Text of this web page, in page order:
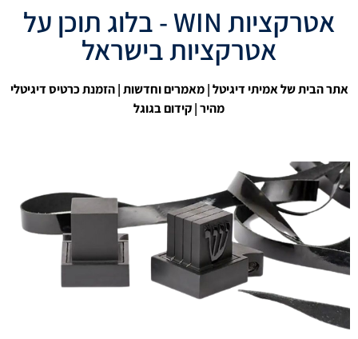
אטרקציות WIN - בלוג תוכן על
אטרקציות בישראל
אתר הבית של אמיתי דיגיטל|מאמרים וחדשות| הזמנת כרטיס דיגיטלי
מהיר |קידום בגוגל